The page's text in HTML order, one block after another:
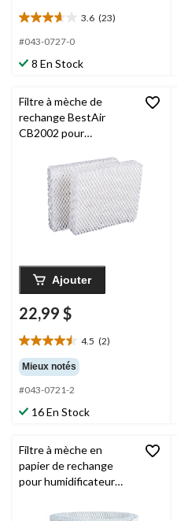
3.6 (23)
3.6
étoile(s)
5.
évaluations
#043-0727-0
8 En Stock
Filtre à mèche de
rechange BestAir
CB2002 pour
Bionaire/Sunbeam,
5,25 x 8 x 1 po, paq. 2
Ajouter
22,99 $
4.5 (2)
4.5
étoile(s)
sur
5.
2
Mieux notés
#043-0721-2
16 En Stock
Filtre à mèche en
papier de rechange
pour humidificateur
PDQ-4 pour